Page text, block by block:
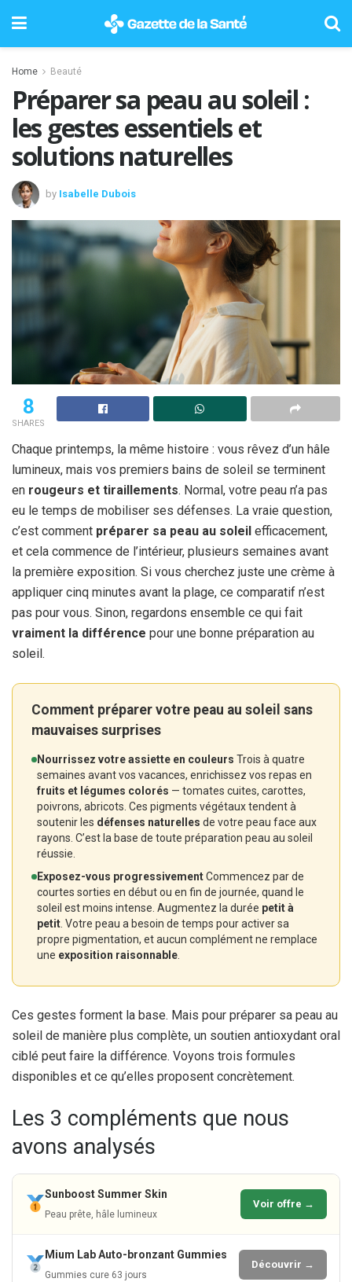
Home Beauté
Préparer sa peau au soleil :
les gestes essentiels et
solutions naturelles
by Isabelle Dubois
8
SHARES
Chaque printemps, la même histoire : vous rêvez d’un hâle
lumineux, mais vos premiers bains de soleil se terminent
en rougeurs et tiraillements. Normal, votre peau n’a pas
eu le temps de mobiliser ses défenses. La vraie question,
c’est comment préparer sa peau au soleil efficacement,
et cela commence de l’intérieur, plusieurs semaines avant
la première exposition. Si vous cherchez juste une crème à
appliquer cinq minutes avant la plage, ce comparatif n’est
pas pour vous. Sinon, regardons ensemble ce qui fait
vraiment la différence pour une bonne préparation au
soleil.
Comment préparer votre peau au soleil sans
mauvaises surprises
Nourrissez votre assiette en couleurs Trois à quatre
semaines avant vos vacances, enrichissez vos repas en
fruits et légumes colorés — tomates cuites, carottes,
poivrons, abricots. Ces pigments végétaux tendent à
soutenir les défenses naturelles de votre peau face aux
rayons. C’est la base de toute préparation peau au soleil
réussie.
Exposez-vous progressivementCommencez par de
courtes sorties en début ou en fin de journée, quand le
soleil est moins intense. Augmentez la durée petit à
petit . Votre peau a besoin de temps pour activer sa
propre pigmentation, et aucun complément ne remplace
une exposition raisonnable
Ces gestes forment la base. Mais pour préparer sa peau au
soleil de manière plus complète, un soutien antioxydant oral
ciblé peut faire la différence. Voyons trois formules
disponibles et ce qu’elles proposent concrètement.
Les 3 compléments que nous
avons analysés
Sunboost Summer Skin
Peau prête, hâle lumineux
Voir offre →
Mium Lab Auto-bronzant Gummies
Gummies cure 63 jours
Découvrir →